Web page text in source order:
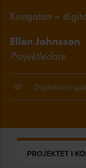
Kustgatan –
Ellen Johnsson
Projektledare
PROJEKTET I